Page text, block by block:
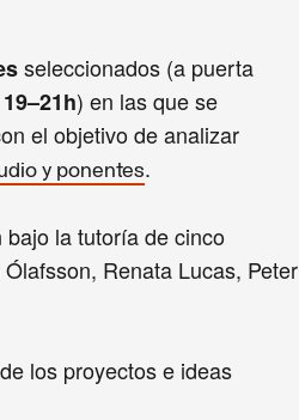
seleccionados (a puerta
) en las que se
el objetivo de analizar
y ponentes.
la tutoría de cinco
Renata Lucas, Peter
los proyectos e ideas